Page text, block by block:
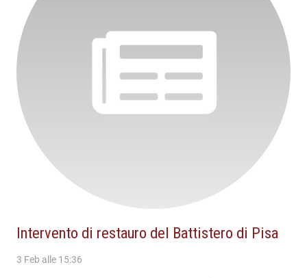
Intervento di restauro del Battistero di Pisa
3 Feb alle 15:36